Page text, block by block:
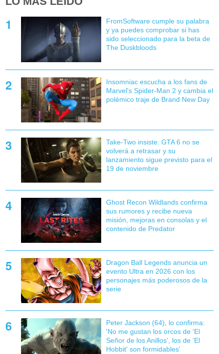
FromSoftware cumple su palabra
y ya puedes comprobar si has
sido seleccionado para la beta de
The Duskbloods
Insomniac escucha a los fans de
Marvel's Spider-Man 2 y cambia el
polémico traje de Brand New Day
Take-Two insiste: GTA 6 no se
volverá a retrasar y su
lanzamiento sigue previsto para el
19 de noviembre
Ghost Recon Wildlands confirma
sus rumores y recibe nueva
misión, mejoras en consolas y el
contenido de Predator
Dragon Ball Legends anuncia un
evento Ultra en 2026 con los
personajes más poderosos de la
serie
Peter Jackson (64), lo confirma:
'No me gustan los orcos de 'El
Señor de los Anillos', los de 'El
Hobbit' son formidables'